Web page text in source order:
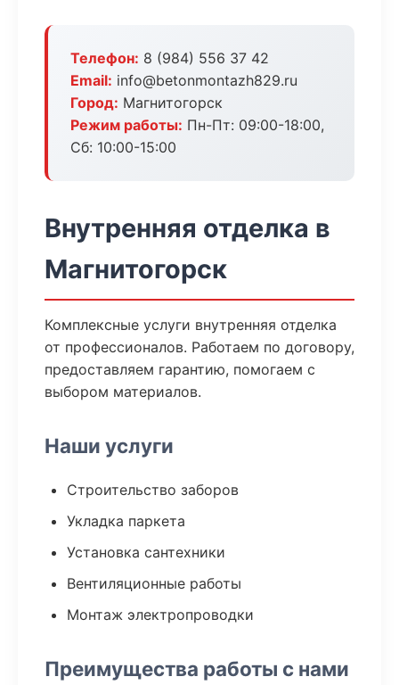
Телефон: 8 (984) 556 37 42
Email: info@betonmontazh829.ru
Город: Магнитогорск
Режим работы: Пн-Пт: 09:00-18:00,
Сб: 10:00-15:00
Внутренняя отделка в
Магнитогорск
Комплексные услуги внутренняя отделка
от профессионалов. Работаем по договору,
предоставляем гарантию, помогаем с
выбором материалов.
Наши услуги
Строительство заборов
Укладка паркета
Установка сантехники
Вентиляционные работы
Монтаж электропроводки
Преимущества работы с нами